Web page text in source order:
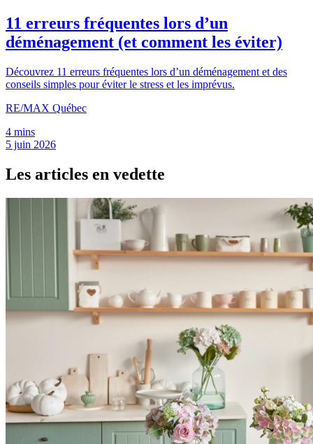
11 erreurs fréquentes lors d’un
déménagement (et comment les éviter)
Découvrez 11 erreurs fréquentes lors d’un déménagement et des
conseils simples pour éviter le stress et les imprévus.
RE/MAX Québec
4 mins
5 juin 2026
Les articles en vedette